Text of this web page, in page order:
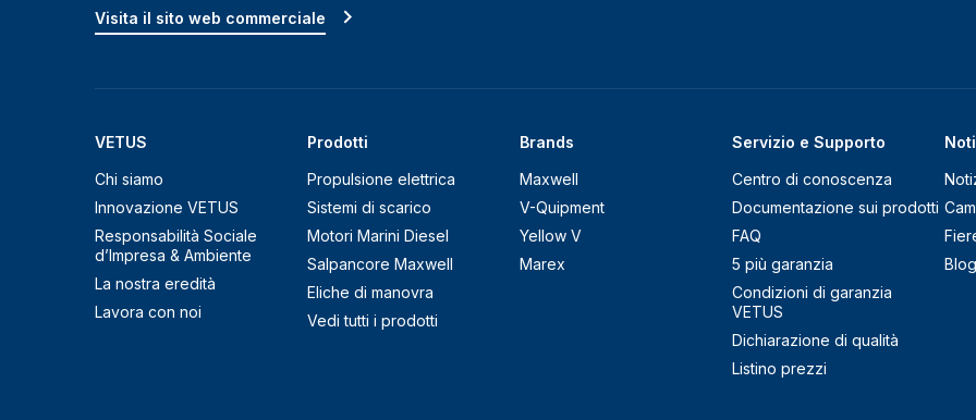
VETUS
Chi siamo
Innovazione VETUS
Responsabilità Sociale
d’Impresa & Ambiente
La nostra eredità
Lavora con noi
Prodotti
Propulsione elettrica
Sistemi di scarico
Motori Marini Diesel
Salpancore Maxwell
Eliche di manovra
Vedi tutti i prodotti
Brands
Maxwell
V-Quipment
Yellow V
Marex
Servizio e Supporto
Centro di conoscenza
Documentazione sui prodotti
FAQ
5 più garanzia
Condizioni di garanzia
VETUS
Dichiarazione di qualità
Listino prezzi
Blog
Visita il sito web commerciale